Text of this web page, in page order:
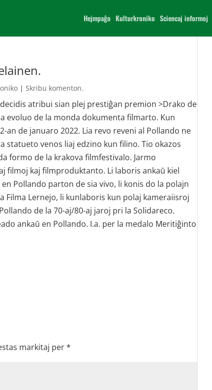
Hejmpaĝo Kulturkroniko Sciencaj informoj
|Skribu komenton.
atribui sian plej prestiĝan premion >Drako de
evoluo de la monda dokumenta filmarto. Kun
de januaro 2022. Lia revo reveni al Pollando ne
statueto venos liaj edzino kun filino. Tio okazos
formo de la krakova filmfestivalo. Jarmo
filmoj kaj filmproduktanto. Li laboris ankaŭ kiel
Pollando parton de sia vivo, li konis do la polajn
Filma Lernejo, li kunlaboris kun polaj kameraiisroj
de la 70-aj/80-aj jaroj pri la Solidareco.
ankaŭ en Pollando. I.a. per la medalo Meritiĝinto
markitaj per*